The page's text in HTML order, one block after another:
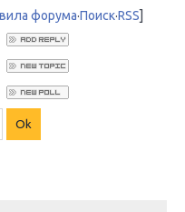
форума·Поиск·RSS]